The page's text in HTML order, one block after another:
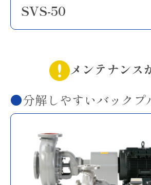
SVS-50
メンテナンス
分解しやすいバックプ